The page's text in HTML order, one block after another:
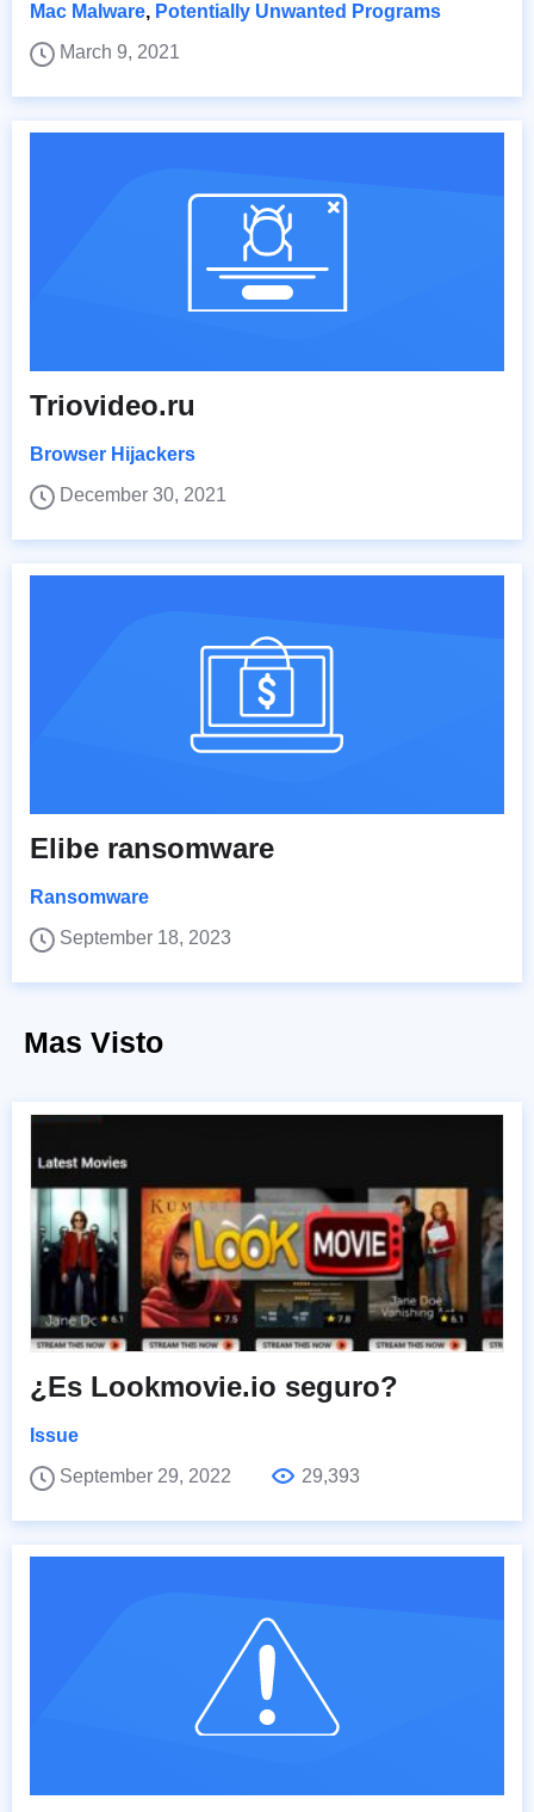
Mac Malware, Potentially Unwanted Programs
March 9, 2021
Triovideo.ru
Browser Hijackers
December 30, 2021
Elibe ransomware
Ransomware
September 18, 2023
Mas Visto
¿Es Lookmovie.io seguro?
Issue
September 29, 2022
29,393